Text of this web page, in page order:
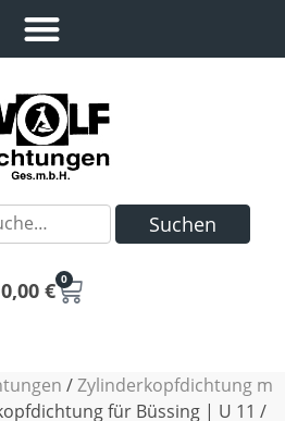
Suchen
0,00 € 0
/Zylinderkopfdichtung m
für Büssing | U 11 /